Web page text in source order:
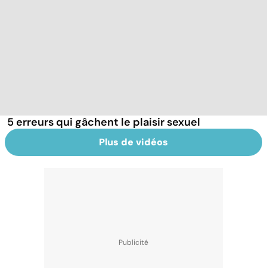
5 erreurs qui gâchent le plaisir sexuel
Plus de vidéos